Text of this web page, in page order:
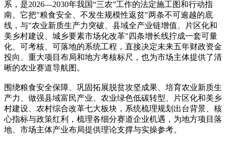
系，是2026—2030年我国“三农”工作的法定施工图和行动指
南。它把"粮食安全、不发生规模性返贫"两条不可逾越的底
线，与"农业新质生产力突破、县域全产业链增值、片区化和
美乡村建设、城乡要素市场化改革"四条增长线拧成一套可量
化、可考核、可落地的系统工程，直接决定未来五年财政资金
投向、重大项目布局和地方考核标尺，也为市场主体提供了清
晰的农业赛道导航图。
围绕粮食安全保障、巩固拓展脱贫攻坚成果、培育农业新质生
产力、做强县域富民产业、农业绿色低碳转型、片区化和美乡
村建设、农村综合改革七大板块，系统梳理规划出台背景、核
心指标与政策红利，梳理各细分赛道企业机遇，为地方项目落
地、市场主体产业布局提供理论支撑与实操参考。